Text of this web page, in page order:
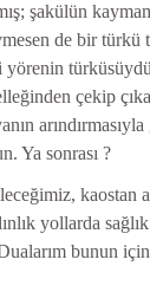
şakülün
de bir
türküsüydü
çekip
Ya sonrası ?
kaostan
yollarda
bunun